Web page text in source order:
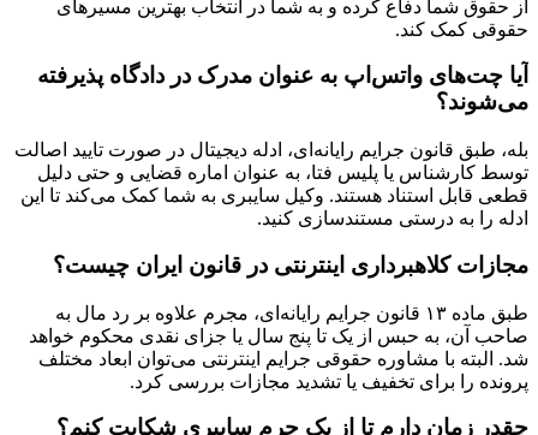
از حقوق شما دفاع کرده و به شما در انتخاب بهترین مسیرهای
حقوقی کمک کند.
آیا چت‌های واتس‌اپ به عنوان مدرک در دادگاه پذیرفته
می‌شوند؟
بله، طبق قانون جرایم رایانه‌ای، ادله دیجیتال در صورت تایید اصالت
توسط کارشناس یا پلیس فتا، به عنوان اماره قضایی و حتی دلیل
قطعی قابل استناد هستند. وکیل سایبری به شما کمک می‌کند تا این
ادله را به درستی مستندسازی کنید.
مجازات کلاهبرداری اینترنتی در قانون ایران چیست؟
طبق ماده ۱۳ قانون جرایم رایانه‌ای، مجرم علاوه بر رد مال به
صاحب آن، به حبس از یک تا پنج سال یا جزای نقدی محکوم خواهد
شد. البته با مشاوره حقوقی جرایم اینترنتی می‌توان ابعاد مختلف
پرونده را برای تخفیف یا تشدید مجازات بررسی کرد.
چقدر زمان دارم تا از یک جرم سایبری شکایت کنم؟